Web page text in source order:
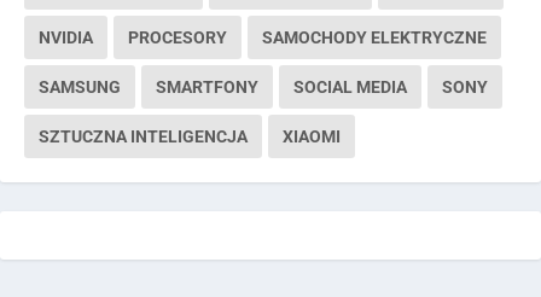
NVIDIA PROCESORY SAMOCHODY ELEKTRYCZNE
SAMSUNG SMARTFONY SOCIAL MEDIA SONY
SZTUCZNA INTELIGENCJA XIAOMI